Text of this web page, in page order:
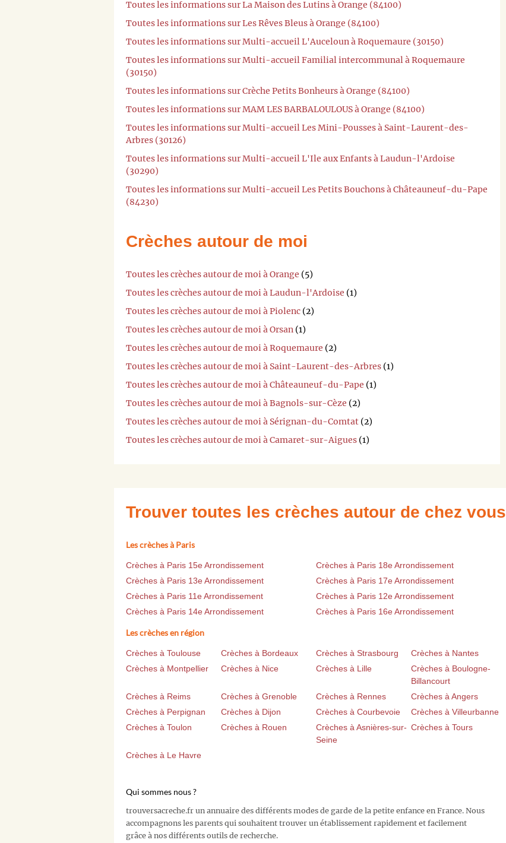
Toutes les informations sur La Maison des Lutins à Orange (84100)
Toutes les informations sur Les Rêves Bleus à Orange (84100)
Toutes les informations sur Multi-accueil L'Auceloun à Roquemaure (30150)
Toutes les informations sur Multi-accueil Familial intercommunal à Roquemaure
(30150)
Toutes les informations sur Crèche Petits Bonheurs à Orange (84100)
Toutes les informations sur MAM LES BARBALOULOUS à Orange (84100)
Toutes les informations sur Multi-accueil Les Mini-Pousses à Saint-Laurent-des-
Arbres (30126)
Toutes les informations sur Multi-accueil L'Ile aux Enfants à Laudun-l'Ardoise
(30290)
Toutes les informations sur Multi-accueil Les Petits Bouchons à Châteauneuf-du-Pape
(84230)
Crèches autour de moi
Toutes les crèches autour de moi à Orange (5)
Toutes les crèches autour de moi à Laudun-l'Ardoise (1)
Toutes les crèches autour de moi à Piolenc (2)
Toutes les crèches autour de moi à Orsan (1)
Toutes les crèches autour de moi à Roquemaure (2)
Toutes les crèches autour de moi à Saint-Laurent-des-Arbres (1)
Toutes les crèches autour de moi à Châteauneuf-du-Pape (1)
Toutes les crèches autour de moi à Bagnols-sur-Cèze (2)
Toutes les crèches autour de moi à Sérignan-du-Comtat (2)
Toutes les crèches autour de moi à Camaret-sur-Aigues (1)
Trouver toutes les crèches autour de chez vous
Les crèches à Paris
Crèches à Paris 15e Arrondissement
Crèches à Paris 18e Arrondissement
Crèches à Paris 13e Arrondissement
Crèches à Paris 17e Arrondissement
Crèches à Paris 11e Arrondissement
Crèches à Paris 12e Arrondissement
Crèches à Paris 14e Arrondissement
Crèches à Paris 16e Arrondissement
Les crèches en région
Crèches à Toulouse Crèches à Bordeaux Crèches à Strasbourg
Crèches à Nantes
Crèches à Montpellier
Crèches à Nice Crèches à Lille
Crèches à Boulogne-
Billancourt
Crèches à Reims
Crèches à Grenoble Crèches à Rennes
Crèches à Angers
Crèches à Perpignan
Crèches à Dijon Crèches à Courbevoie
Crèches à Villeurbanne
Crèches à Toulon
Crèches à Rouen
Crèches à Asnières-sur-
Seine
Crèches à Tours
Crèches à Le Havre
Qui sommes nous ?
trouversacreche.fr un annuaire des différents modes de garde de la petite enfance en France. Nous
accompagnons les parents qui souhaitent trouver un établissement rapidement et facilement
grâce à nos différents outils de recherche.